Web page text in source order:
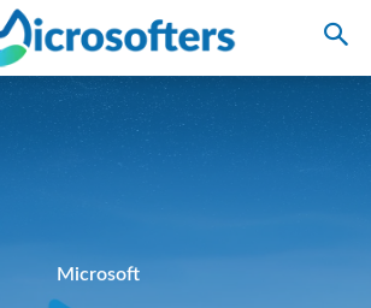
Microsoft